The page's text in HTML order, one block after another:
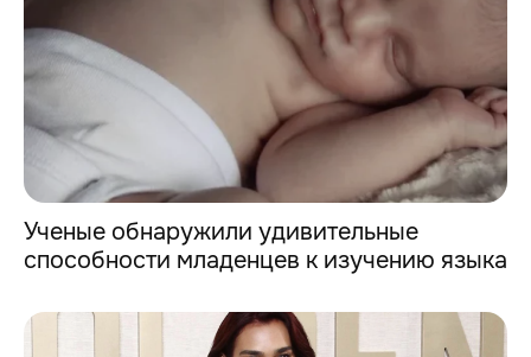
Ученые обнаружили удивительные
способности младенцев к изучению языка